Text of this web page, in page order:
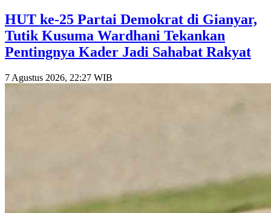
HUT ke-25 Partai Demokrat di Gianyar,
Tutik Kusuma Wardhani Tekankan
Pentingnya Kader Jadi Sahabat Rakyat
7 Agustus 2026, 22:27 WIB